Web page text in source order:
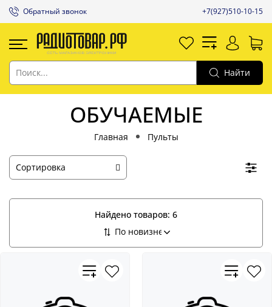
Обратный звонок +7(927)510-10-15
Найти
ОБУЧАЕМЫЕ
Главная Пульты
Найдено товаров: 6